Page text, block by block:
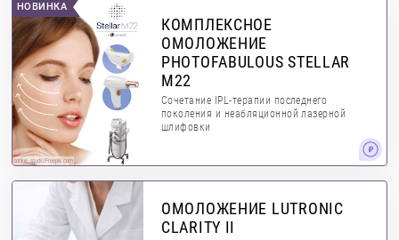
НОВИНКА
cookie_studio/Freepik.com
КОМПЛЕКСНОЕ
ОМОЛОЖЕНИЕ
PHOTOFABULOUS STELLAR
M22
Сочетание IPL-терапии последнего
поколения и неабляционной лазерной
шлифовки
ОМОЛОЖЕНИЕ LUTRONIC
CLARITY II